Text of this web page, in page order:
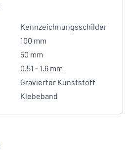
Kennzeichnungsschilder
100 mm
50 mm
0.51 - 1.6 mm
Gravierter Kunststoff
Klebeband